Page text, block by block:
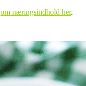
om næringsindhold her.